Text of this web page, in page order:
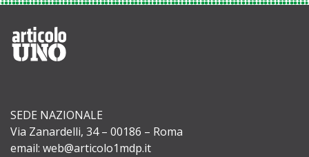
SEDE NAZIONALE
Via Zanardelli, 34 – 00186 – Roma
email: web@articolo1mdp.it